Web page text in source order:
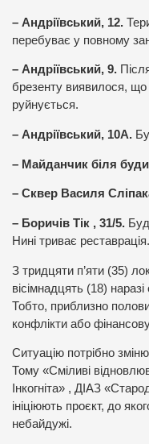
– Андріївський, 12.
перебуває у повному
– Андріївський, 9.
брезенту виявилося, що
руйнується.
– Андріївський, 10А.
– Майданчик біля
– Сквер Василя
– Боричів Тік , 31/5.
Нині триває реставрація.
З тридцяти п’яти (35)
вісімнадцять (18)
Тобто, приблизно
конфлікти або
Ситуацію потрібно
Тому «Сміливі
Інкогніта» , ДІАЗ
ініціюють проєкт, до
небайдужі.